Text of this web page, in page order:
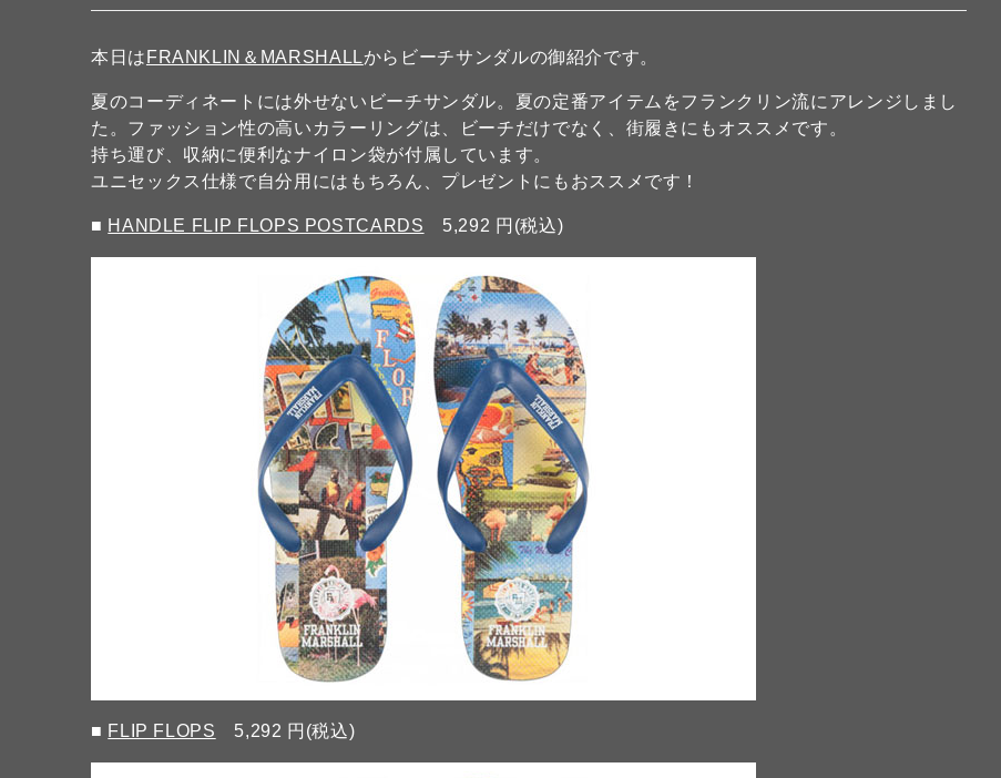
本日は FRANKLIN＆MARSHALLからビーチサンダルの御紹介です。
夏のコーディネートには外せないビーチサンダル。夏の定番アイテムをフランクリン流にアレンジしまし
た。ファッション性の高いカラーリングは、ビーチだけでなく、街履きにもオススメです。
持ち運び、収納に便利なナイロン袋が付属しています。
ユニセックス仕様で自分用にはもちろん、プレゼントにもおススメです！
■ HANDLE FLIP FLOPS POSTCARDS 5,292 円(税込)
■ FLIP FLOPS 5,292 円(税込)